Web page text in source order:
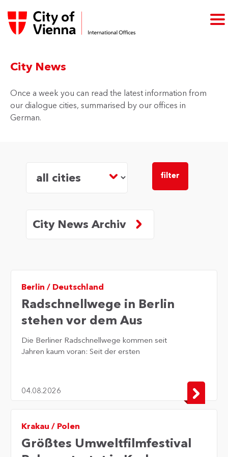
City News
Once a week you can read the latest information from
our dialogue cities, summarised by our offices in
German.
filter
City News Archiv
Berlin / Deutschland
Radschnellwege in Berlin
stehen vor dem Aus
Die Berliner Radschnellwege kommen seit
Jahren kaum voran: Seit der ersten
lediglich die Route "Königsweg –
Gründe für die Verzögerungen waren unter
anderem hohe Anforderungen, komplexe
Planungen und stark gestiegene Kosten.
04.08.2026
Krakau / Polen
Größtes Umweltfilmfestival